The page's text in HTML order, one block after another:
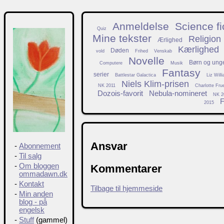
Quiz Anmeldelse
Science
Mine tekster
Ærlighed Religion
vold Døden Frihed Venskab Kærlighed
Computere Novelle Musik
Børn og
serier
Battlestar Galactica Fantasy Liz
NK 2011 Niels Klim-prisen Charlotte
Dozois-favorit Nebula-nomineret
NK
2015
Ansvar
Kommentarer
Tilbage til hjemmeside
- Abonnement
- Til salg
- Om bloggen
ommadawn.dk
- Kontakt
- Min anden
blog - på
engelsk
- Stuff(gammel)